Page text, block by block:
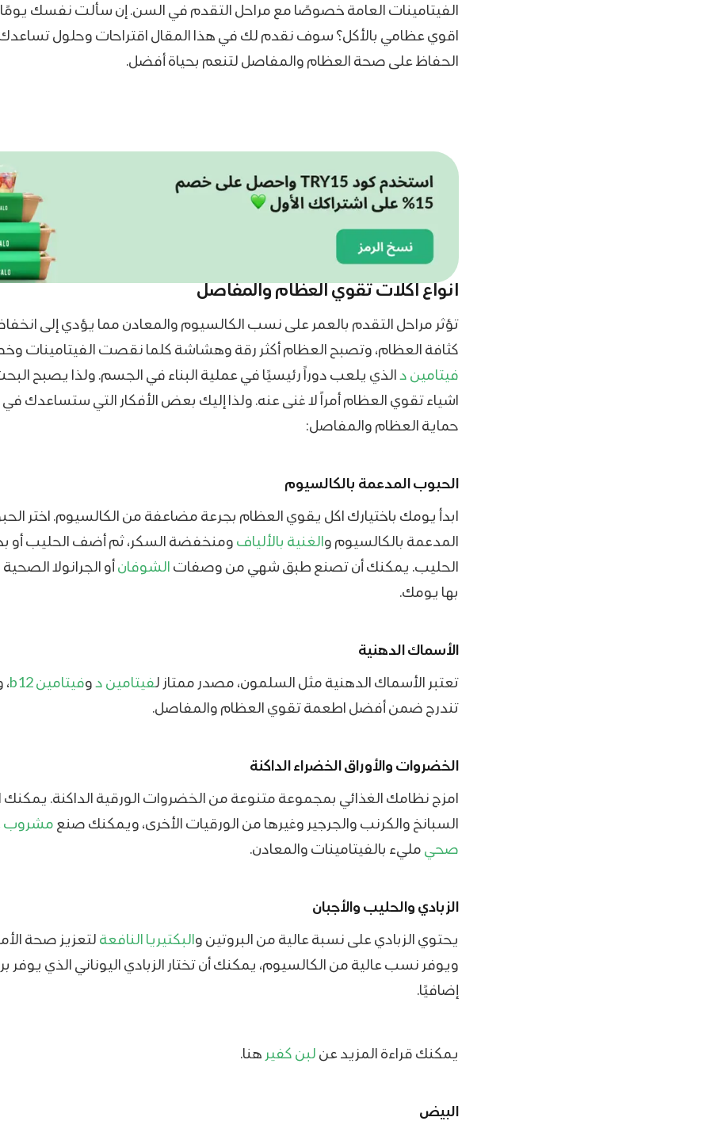
الفيتامينات العامة خصوصًا مع مراحل التقدم في السن. إن سألت نفسك
اقوي عظامي بالأكل؟ سوف نقدم لك في هذا المقال اقتراحات وحلول
الحفاظ على صحة العظام والمفاصل لتنعم بحياة أفضل.
انواع اكلات تقوي العظام والمفاصل
تؤثر مراحل التقدم بالعمر على نسب الكالسيوم والمعادن مما يؤدي إلى
كثافة العظام، وتصبح العظام أكثر رقة وهشاشة كلما نقصت الفيتامينات
فيتامين دالذي يلعب دوراً رئيسيًا في عملية البناء في الجسم. ولذا يصبح
اشياء تقوي العظام أمراً لا غنى عنه. ولذا إليك بعض الأفكار التي ستساعدك في
حماية العظام والمفاصل:
الحبوب المدعمة بالكالسيوم
ابدأ يومك باختيارك اكل يقوي العظام بجرعة مضاعفة من الكالسيوم. اختر
المدعمة بالكالسيوم والغنية بالألياف ومنخفضة السكر، ثم أضف الحليب أو
الحليب. يمكنك أن تصنع طبق شهي من وصفات الشوفانأو الجرانولا الصحية
بها يومك.
الأسماك الدهنية
تعتبر الأسماك الدهنية مثل السلمون، مصدر ممتاز لفيتامين دوفيتامين b12
تندرج ضمن أفضل اطعمة تقوي العظام والمفاصل.
الخضروات والأوراقالخضراء الداكنة
امزج نظامك الغذائي بمجموعة متنوعة من الخضروات الورقية الداكنة. يمكنك
السبانخ والكرنب والجرجير وغيرها من الورقيات الأخرى، ويمكنك صنع مشروب
صحي مليء بالفيتامينات والمعادن.
الزبادي والحليب والأجبان
يحتوي الزبادي على نسبة عالية من البروتين والبكتيريا النافعة لتعزيز صحة
ويوفر نسب عالية من الكالسيوم، يمكنك أن تختار الزبادي اليوناني الذي يوفر
إضافيًا.
يمكنك قراءة المزيد عن لبن كفير هنا.
البيض